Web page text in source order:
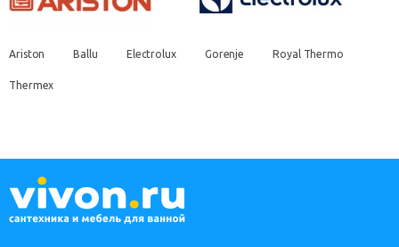
Ariston Ballu Electrolux Gorenje Royal Thermo
Thermex